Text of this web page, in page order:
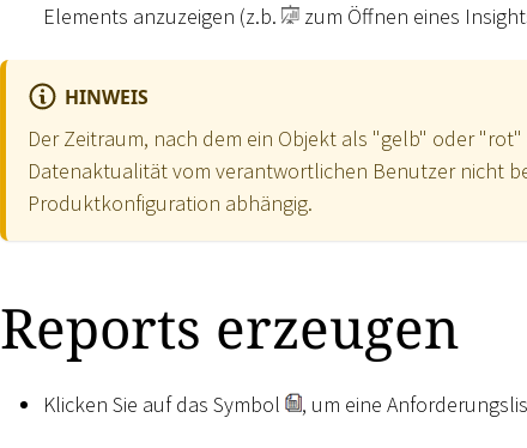
Elements anzuzeigen (z.b.
zum Öffnen eines
HINWEIS
Der Zeitraum, nach dem ein Objekt als "gelb" oder
Datenaktualität vom verantwortlichen Benutzer nicht
Produktkonfiguration abhängig.
Reports erzeugen
Klicken Sie auf das Symbol , um eine